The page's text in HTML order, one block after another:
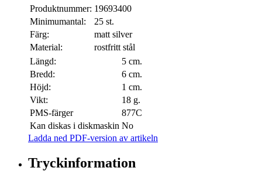
Produktnummer: 19693400
Minimumantal:
25 st.
Färg:
matt silver
Material:
rostfritt stål
Längd:
5 cm.
Bredd:
6 cm.
Höjd:
1 cm.
Vikt:
18 g.
PMS-färger
877C
Kan diskas i diskmaskin No
Ladda ned PDF-version av artikeln
Tryckinformation